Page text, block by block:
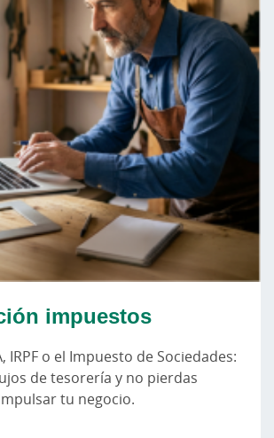
impuestos
IRPF o el Impuesto de Sociedades:
de tesorería y no pierdas
tu negocio.